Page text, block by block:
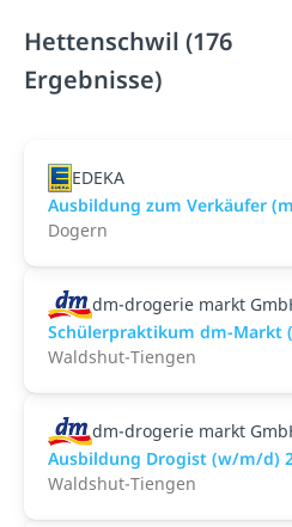
Hettenschwil (176
Ergebnisse)
EDEKA
Ausbildung zum Verkäufer
Dogern
dm-drogerie markt
Schülerpraktikum dm-Markt
Waldshut-Tiengen
dm-drogerie markt
Ausbildung Drogist (w/m/d)
Waldshut-Tiengen